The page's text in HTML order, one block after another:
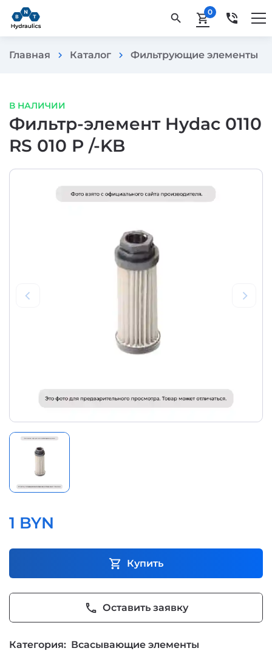
search shopping_cart0 phone_in_talk
Главная chevron_right Каталог chevron_right Фильтрующие элементы
В НАЛИЧИИ
Фильтр-элемент Hydac 0110
RS 010 P /-KB
1 BYN
shopping_cart Купить
phone Оставить заявку
Категория: Всасывающие элементы